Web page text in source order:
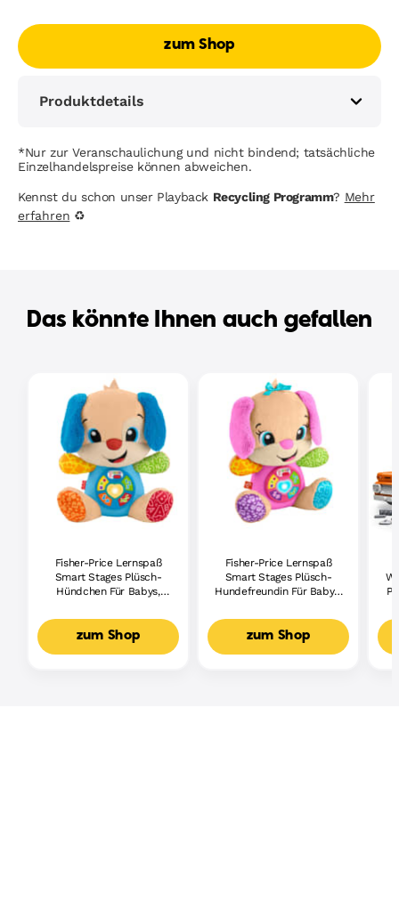
zum Shop
Produktdetails
*Nur zur Veranschaulichung und nicht bindend; tatsächliche
Einzelhandelspreise können abweichen.
Kennst du schon unser Playback Recycling Programm? Mehr
erfahren ♻
Das könnte Ihnen auch gefallen
Fisher-Price Lernspaß
Smart Stages Plüsch-
Hündchen Für Babys,
Lernspielzeug,
Mehrsprachige Version
zum Shop
Fisher-Price Lernspaß
Smart Stages Plüsch-
Hundefreundin Für Babys,
Lernspielzeug,
Mehrsprachige Version
zum Shop